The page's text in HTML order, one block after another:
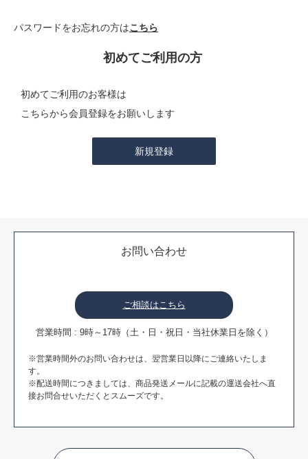
パスワードをお忘れの方はこちら
初めてご利用の方
初めてご利用のお客様は
こちらから会員登録をお願いします
お問い合わせ
ご相談はこちら
営業時間 : 9時～17時（土・日・祝日・当社休業日を除く）
※営業時間外のお問い合わせは、翌営業日以降にご連絡いたしま
す。
※配送時間につきましては、商品発送メールに記載の運送会社へ直
接お問合せいただくとスムーズです。